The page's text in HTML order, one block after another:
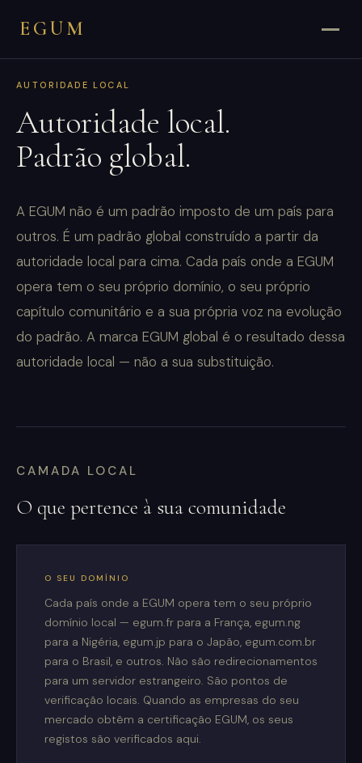
EGUM
AUTORIDADE LOCAL
Autoridade local.
Padrão global.
A EGUM não é um padrão imposto de um país para
outros. É um padrão global construído a partir da
autoridade local para cima. Cada país onde a EGUM
opera tem o seu próprio domínio, o seu próprio
capítulo comunitário e a sua própria voz na evolução
do padrão. A marca EGUM global é o resultado dessa
autoridade local — não a sua substituição.
CAMADA LOCAL
O que pertence à sua comunidade
O SEU DOMÍNIO
Cada país onde a EGUM opera tem o seu próprio
domínio local — egum.fr para a França, egum.ng
para a Nigéria, egum.jp para o Japão, egum.com.br
para o Brasil, e outros. Não são redirecionamentos
para um servidor estrangeiro. São pontos de
verificação locais. Quando as empresas do seu
mercado obtêm a certificação EGUM, os seus
registos são verificados aqui.